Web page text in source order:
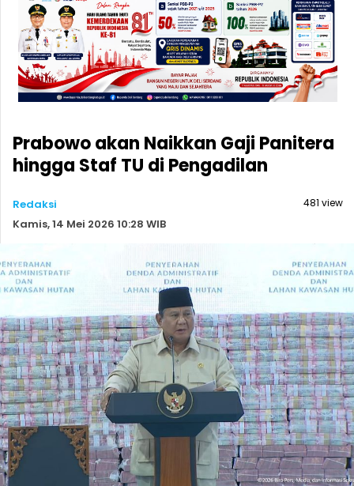
Prabowo akan Naikkan Gaji Panitera
hingga Staf TU di Pengadilan
Redaksi
Kamis, 14 Mei 2026 10:28 WIB
481 view